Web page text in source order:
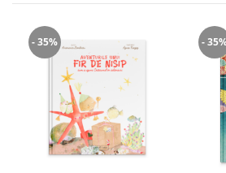
- 35% -